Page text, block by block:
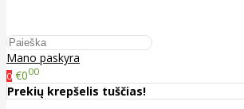
Mano paskyra
0 €000
Prekių krepšelis tuščias!